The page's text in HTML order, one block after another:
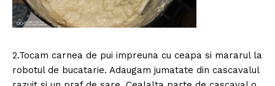
2.Tocam carnea de pui impreuna cu ceapa si mararul la
robotul de bucatarie. Adaugam jumatate din cascavalul